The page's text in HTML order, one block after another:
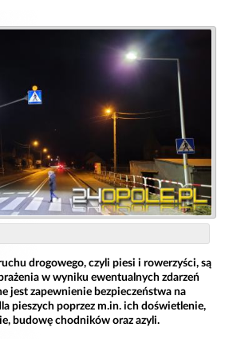
drogowego, czyli piesi i rowerzyści, są
w wyniku ewentualnych zdarzeń
jest zapewnienie bezpieczeństwa na
pieszych poprzez m.in. ich doświetlenie,
budowę chodników oraz azyli.